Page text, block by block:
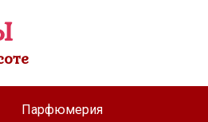
Парфюмерия